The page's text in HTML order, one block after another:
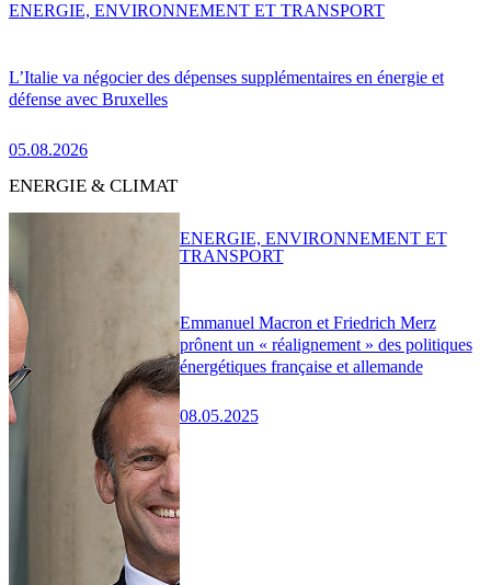
L’Italie va négocier des dépenses supplémentaires en énergie et
défense avec Bruxelles
05.08.2026
ENERGIE, ENVIRONNEMENT ET TRANSPORT
ENERGIE & CLIMAT
Emmanuel Macron et Friedrich Merz
prônent un « réalignement » des politiques
énergétiques française et allemande
08.05.2025
ENERGIE, ENVIRONNEMENT ET
TRANSPORT